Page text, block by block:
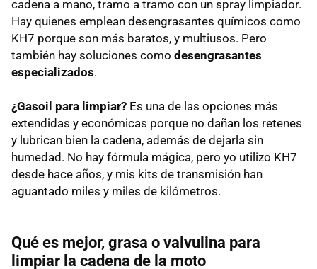
cadena a mano, tramo a tramo con un spray limpiador.
Hay quienes emplean desengrasantes químicos como
KH7 porque son más baratos, y multiusos. Pero
también hay soluciones como desengrasantes
especializados.
¿Gasoil para limpiar? Es una de las opciones más
extendidas y económicas porque no dañan los retenes
y lubrican bien la cadena, además de dejarla sin
humedad. No hay fórmula mágica, pero yo utilizo KH7
desde hace años, y mis kits de transmisión han
aguantado miles y miles de kilómetros.
Qué es mejor, grasa o valvulina para
limpiar la cadena de la moto